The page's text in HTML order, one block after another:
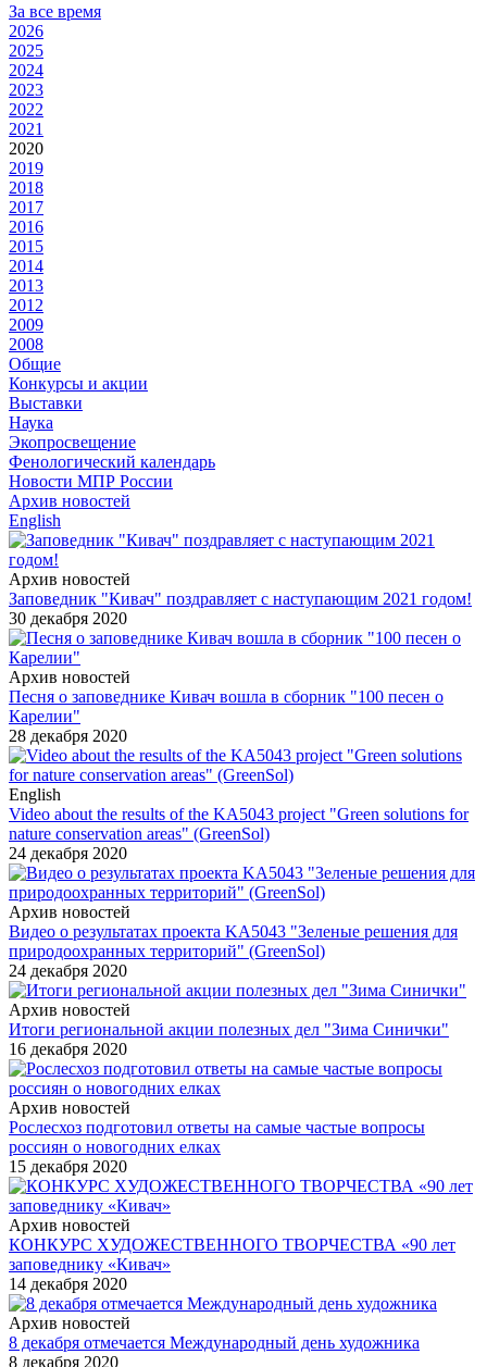
За все время
2026
2025
2024
2023
2022
2021
2020
2019
2018
2017
2016
2015
2014
2013
2012
2009
2008
Общие
Конкурсы и акции
Выставки
Наука
Экопросвещение
Фенологический календарь
Новости МПР России
Архив новостей
English
Архив новостей
Заповедник "Кивач" поздравляет с наступающим 2021 годом!
30 декабря 2020
Архив новостей
Песня о заповеднике Кивач вошла в сборник "100 песен о
Карелии"
28 декабря 2020
English
Video about the results of the KA5043 project "Green solutions for
nature conservation areas" (GreenSol)
24 декабря 2020
Архив новостей
Видео о результатах проекта KA5043 "Зеленые решения для
природоохранных территорий" (GreenSol)
24 декабря 2020
Архив новостей
Итоги региональной акции полезных дел "Зима Синички"
16 декабря 2020
Архив новостей
Рослесхоз подготовил ответы на самые частые вопросы
россиян о новогодних елках
15 декабря 2020
Архив новостей
КОНКУРС ХУДОЖЕСТВЕННОГО ТВОРЧЕСТВА «90 лет
заповеднику «Кивач»
14 декабря 2020
Архив новостей
8 декабря отмечается Международный день художника
8 декабря 2020